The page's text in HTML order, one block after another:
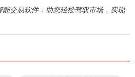
交易软件：助您轻松驾驭市场，实现